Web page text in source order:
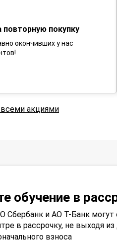
повторную покупку
окончивших у нас
акциями
обучение в
Сбербанк и АО Т-Банк могут
в рассрочку, не выходя
взноса